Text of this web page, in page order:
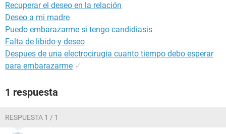
Recuperar el deseo en la relación
Deseo a mi madre
Puedo embarazarme si tengo candidiasis
Falta de libido y deseo
Despues de una electrocirugia cuanto tiempo debo esperar
para embarazarme ✓
1 respuesta
RESPUESTA 1 / 1